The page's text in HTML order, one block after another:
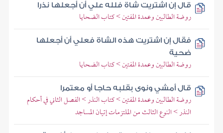
قال إن اشتريت شاة فلله علي أن أجعلها نذرا
روضة الطالبين وعمدة المفتين > كتاب الضحايا
فقال إن اشتريت هذه الشاة فعلي أن أجعلها
ضحية
روضة الطالبين وعمدة المفتين > كتاب الضحايا
قال أمشي ونوى بقلبه حاجا أو معتمرا
روضة الطالبين وعمدة المفتين > كتاب النذر > الفصل الثاني في أحكام
النذر > النوع الثالث من الملتزمات إتيان المساجد